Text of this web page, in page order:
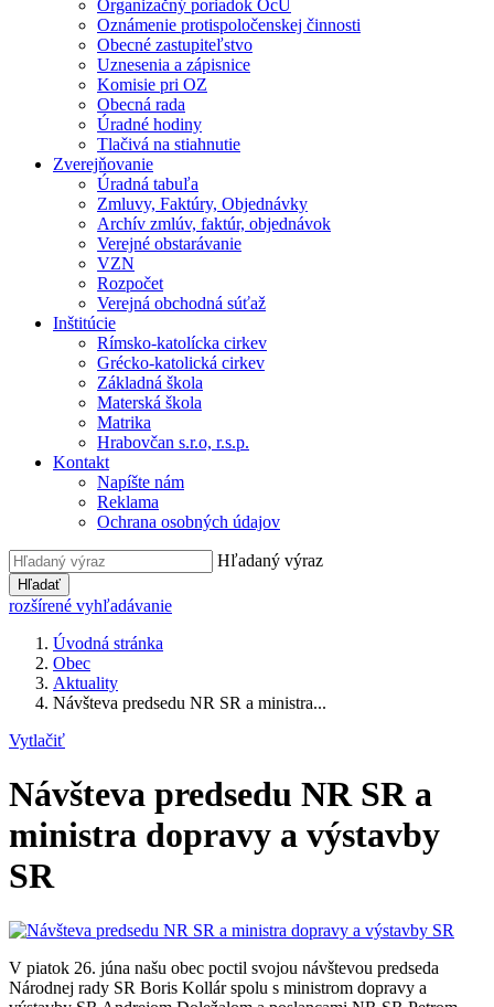
Organizačný poriadok OcÚ
Oznámenie protispoločenskej činnosti
Obecné zastupiteľstvo
Uznesenia a zápisnice
Komisie pri OZ
Obecná rada
Úradné hodiny
Tlačivá na stiahnutie
Zverejňovanie
Úradná tabuľa
Zmluvy, Faktúry, Objednávky
Archív zmlúv, faktúr, objednávok
Verejné obstarávanie
VZN
Rozpočet
Verejná obchodná súťaž
Inštitúcie
Rímsko-katolícka cirkev
Grécko-katolická cirkev
Základná škola
Materská škola
Matrika
Hrabovčan s.r.o, r.s.p.
Kontakt
Napíšte nám
Reklama
Ochrana osobných údajov
Hľadaný výraz
Hľadať
rozšírené vyhľadávanie
Úvodná stránka
Obec
Aktuality
Návšteva predsedu NR SR a ministra...
Vytlačiť
Návšteva predsedu NR SR a
ministra dopravy a výstavby
SR
V piatok 26. júna našu obec poctil svojou návštevou predseda
Národnej rady SR Boris Kollár spolu s ministrom dopravy a